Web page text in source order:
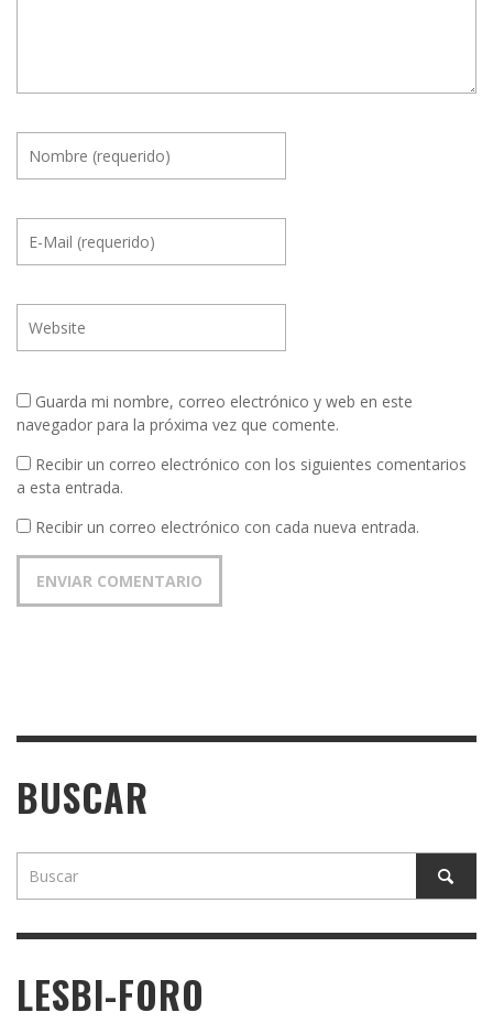
Guarda mi nombre, correo electrónico y web en este
navegador para la próxima vez que comente.
Recibir un correo electrónico con los siguientes comentarios
a esta entrada.
Recibir un correo electrónico con cada nueva entrada.
BUSCAR
LESBI-FORO